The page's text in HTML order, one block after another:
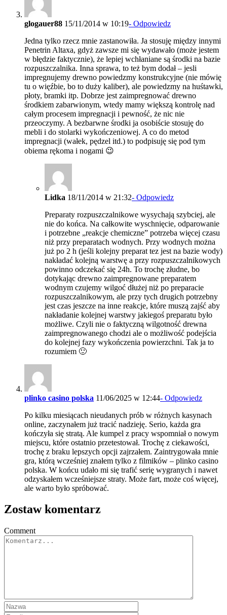
glogauer88 15/11/2014 w 10:19- Odpowiedz
Jedna tylko rzecz mnie zastanowiła. Ja stosuję między innymi
Penetrin Altaxa, gdyż zawsze mi się wydawało (może jestem
w błędzie faktycznie), że lepiej wchłaniane są środki na bazie
rozpuszczalnika. Inna sprawa, to też bym dodał – jesli
impregnujemy drewno powiedzmy konstrukcyjne (nie mówię
tu o więźbie, bo to duży kaliber), ale powiedzmy na huśtawki,
płoty, bramki itp. Dobrze jest zaimpregnować drewno
środkiem zabarwionym, wtedy mamy większą kontrolę nad
całym procesem impregnacji i pewność, że nic nie
przeoczymy. A bezbarwne środki ja osobiście stosuję do
mebli i do stolarki wykończeniowej. A co do metod
impregnacji (wałek, pędzel itd.) to podpisuję się pod tym
obiema rękoma i nogami 😉
Lidka 18/11/2014 w 21:32- Odpowiedz
Preparaty rozpuszczalnikowe wysychają szybciej, ale
nie do końca. Na całkowite wyschnięcie, odparowanie
i potrzebne „reakcje chemiczne” potrzeba więcej czasu
niż przy preparatach wodnych. Przy wodnych można
już po 2 h (jeśli kolejny preparat tez jest na bazie wody)
nakładać kolejną warstwę a przy rozpuszczalnikowych
powinno odczekać się 24h. To trochę złudne, bo
dotykając drewno zaimpregnowane preparatem
wodnym czujemy wilgoć dłużej niż po preparacie
rozpuszczalnikowym, ale przy tych drugich potrzebny
jest czas jeszcze na inne reakcje, które muszą zajść aby
nakładanie kolejnej warstwy jakiegoś preparatu było
możliwe. Czyli nie o faktyczną wilgotność drewna
zaimpregnowanego chodzi ale o możliwość podejścia
do kolejnej fazy wykończenia powierzchni. Tak ja to
rozumiem 🙂
plinko casino polska 11/06/2025 w 12:44- Odpowiedz
Po kilku miesiącach nieudanych prób w różnych kasynach
online, zaczynałem już tracić nadzieję. Serio, każda gra
kończyła się stratą. Ale kumpel z pracy wspomniał o nowym
miejscu, które ostatnio przetestował. Trochę z ciekawości,
trochę z braku lepszych opcji zajrzałem. Zaintrygowała mnie
gra, którą wcześniej znałem tylko z filmików – plinko casino
polska. W końcu udało mi się trafić serię wygranych i nawet
odzyskałem wcześniejsze straty. Może fart, może coś więcej,
ale warto było spróbować.
Zostaw komentarz
Comment